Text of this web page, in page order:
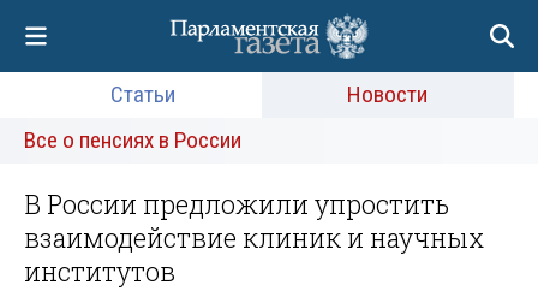
Статьи
Новости
Все о пенсиях в России
В России предложили упростить
взаимодействие клиник и научных
институтов